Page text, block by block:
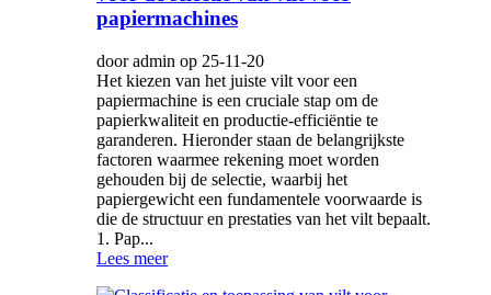
papiermachines
door admin op 25-11-20
Het kiezen van het juiste vilt voor een
papiermachine is een cruciale stap om de
papierkwaliteit en productie-efficiëntie te
garanderen. Hieronder staan ​​de belangrijkste
factoren waarmee rekening moet worden
gehouden bij de selectie, waarbij het
papiergewicht een fundamentele voorwaarde is
die de structuur en prestaties van het vilt bepaalt.
1. Pap...
Lees meer